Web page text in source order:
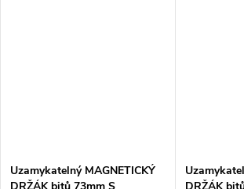
Uzamykatelný MAGNETICKÝ